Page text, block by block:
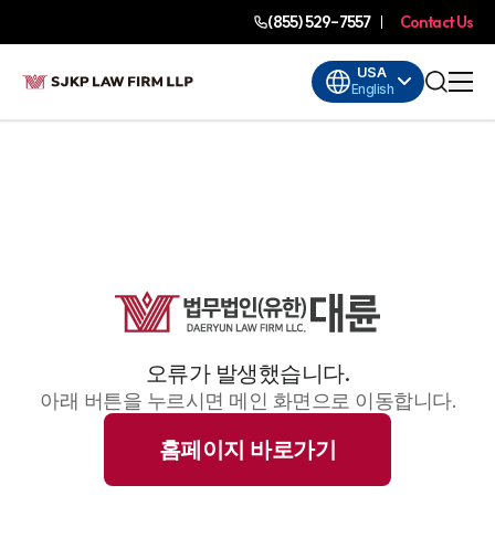
(855) 529-7557 Contact Us
USA
English
오류가 발생했습니다.
아래 버튼을 누르시면 메인 화면으로 이동합니다.
홈페이지 바로가기